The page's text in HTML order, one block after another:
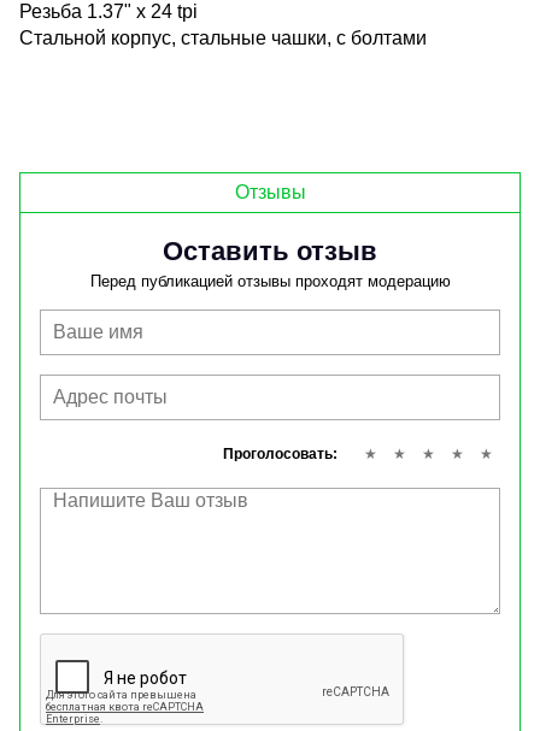
Резьба 1.37" x 24 tpi
Стальной корпус, стальные чашки, с болтами
Отзывы
Оставить отзыв
Перед публикацией отзывы проходят модерацию
Проголосовать: